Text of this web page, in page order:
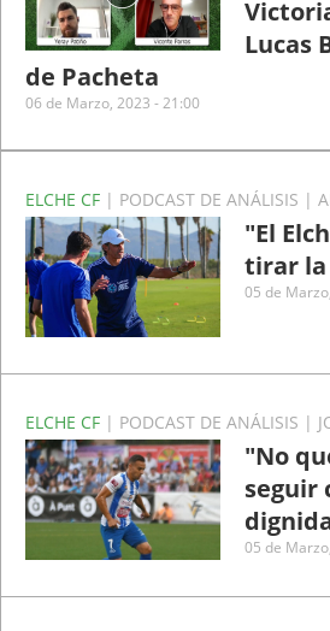
Lucas
de Pacheta
06 de Marzo, 2023 - 21:00
ELCHE CF | PODCAST DE ANÁLISIS |
"El
tirar
05 de
ELCHE CF | PODCAST DE ANÁLISIS |
"No
seguir
05 de